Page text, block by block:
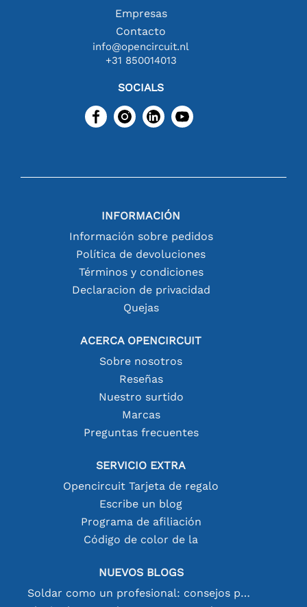
Empresas
Contacto
info@opencircuit.nl
+31 850014013
SOCIALS
INFORMACIÓN
Información sobre pedidos
Política de devoluciones
Términos y condiciones
Declaracion de privacidad
Quejas
ACERCA OPENCIRCUIT
Sobre nosotros
Reseñas
Nuestro surtido
Marcas
Preguntas frecuentes
SERVICIO EXTRA
Opencircuit Tarjeta de regalo
Escribe un blog
Programa de afiliación
Código de color de la
NUEVOS BLOGS
Soldar como un profesional: consejos para conexiones electrónicas perfectas